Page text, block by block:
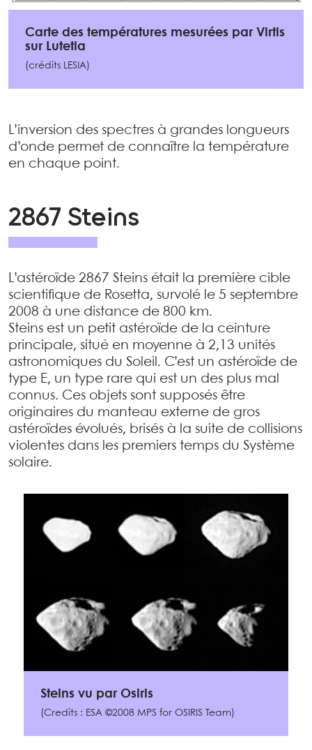
Carte des températures mesurées par Virtis
sur Lutetia
(crédits LESIA)
L’inversion des spectres à grandes longueurs
d’onde permet de connaître la température
en chaque point.
2867 Steins
L’astéroïde 2867 Steins était la première cible
scientifique de Rosetta, survolé le 5 septembre
2008 à une distance de 800 km.
Steins est un petit astéroïde de la ceinture
principale, situé en moyenne à 2,13 unités
astronomiques du Soleil. C’est un astéroïde de
type E, un type rare qui est un des plus mal
connus. Ces objets sont supposés être
originaires du manteau externe de gros
astéroïdes évolués, brisés à la suite de collisions
violentes dans les premiers temps du Système
solaire.
Steins vu par Osiris
(Credits : ESA ©2008 MPS for OSIRIS Team)